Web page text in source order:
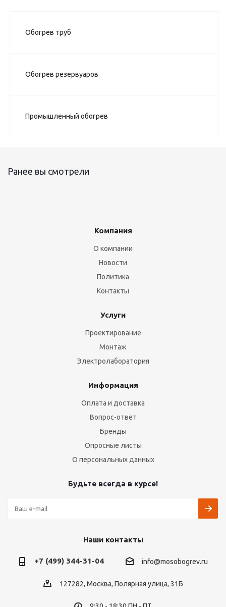
Обогрев труб
Обогрев резервуаров
Промышленный обогрев
Ранее вы смотрели
Компания
О компании
Новости
Политика
Контакты
Услуги
Проектирование
Монтаж
Электролаборатория
Информация
Оплата и доставка
Вопрос-ответ
Бренды
Опросные листы
О персональных данных
Будьте всегда в курсе!
Наши контакты
+7 (499) 344-31-04 info@mosobogrev.ru
127282, Москва, Полярная улица, 31Б